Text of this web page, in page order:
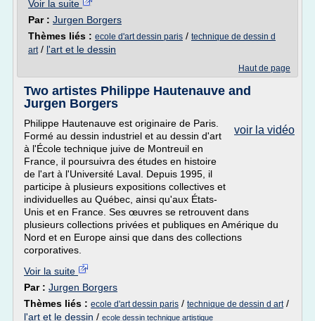
Voir la suite
Par : Jurgen Borgers
Thèmes liés : ecole d'art dessin paris / technique de dessin d
art/ l'art et le dessin
Haut de page
Two artistes Philippe Hautenauve and
Jurgen Borgers
voir la vidéo
Philippe Hautenauve est originaire de Paris.
Formé au dessin industriel et au dessin d'art
à l'École technique juive de Montreuil en
France, il poursuivra des études en histoire
de l'art à l'Université Laval. Depuis 1995, il
participe à plusieurs expositions collectives et
individuelles au Québec, ainsi qu'aux États-
Unis et en France. Ses œuvres se retrouvent dans
plusieurs collections privées et publiques en Amérique du
Nord et en Europe ainsi que dans des collections
corporatives.
Voir la suite
Par : Jurgen Borgers
Thèmes liés : ecole d'art dessin paris / technique de dessin d art/
l'art et le dessin / ecole dessin technique artistique